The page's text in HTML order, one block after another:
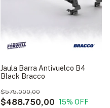
Jaula Barra Antivuelco B4
Black Bracco
$488.750,00
$575.000,00
15% OFF